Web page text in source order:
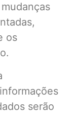
os
serão